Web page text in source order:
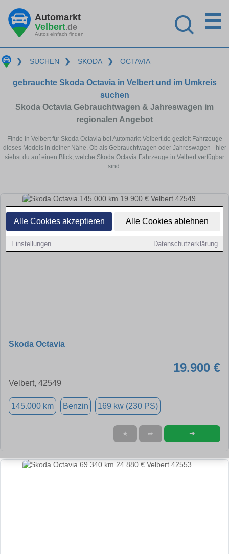
Alle Cookies akzeptieren Alle Cookies ablehnen
Einstellungen Datenschutzerklärung
Automarkt
Velbert.de
Autos einfach finden
☰
❯ SUCHEN ❯ SKODA ❯ OCTAVIA
gebrauchte Skoda Octavia in Velbert und im Umkreis
suchen
Skoda Octavia Gebrauchtwagen & Jahreswagen im
regionalen Angebot
Finde in Velbert für Skoda Octavia bei Automarkt-Velbert.de gezielt Fahrzeuge
dieses Models in deiner Nähe. Ob als Gebrauchtwagen oder Jahreswagen - hier
siehst du auf einen Blick, welche Skoda Octavia Fahrzeuge in Velbert verfügbar
sind.
Skoda Octavia
19.900 €
Velbert, 42549
145.000 km Benzin 169 kw (230 PS)
★ ➦ ➜